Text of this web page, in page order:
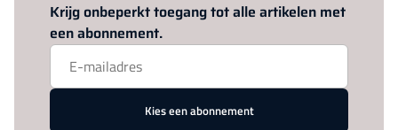
Krijg onbeperkt toegang tot alle artikelen met
een abonnement.
Kies een abonnement